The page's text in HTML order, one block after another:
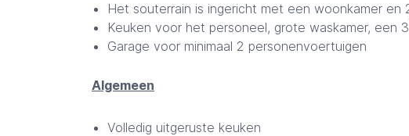
Het souterrain is ingericht met een woonkamer
Keuken voor het personeel, grote waskamer, een 3
Garage voor minimaal 2 personenvoertuigen
Algemeen
Volledig uitgeruste keuken